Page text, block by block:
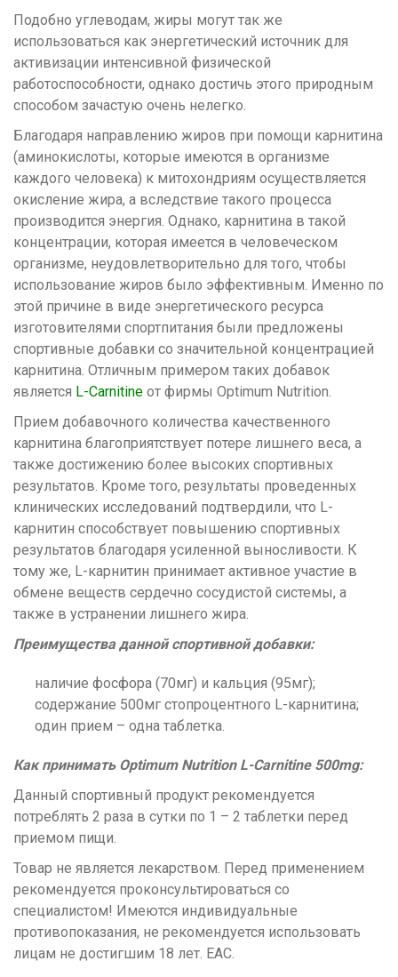
Подобно углеводам, жиры могут так же
использоваться как энергетический источник для
активизации интенсивной физической
работоспособности, однако достичь этого природным
способом зачастую очень нелегко.
Благодаря направлению жиров при помощи карнитина
(аминокислоты, которые имеются в организме
каждого человека) к митохондриям осуществляется
окисление жира, а вследствие такого процесса
производится энергия. Однако, карнитина в такой
концентрации, которая имеется в человеческом
организме, неудовлетворительно для того, чтобы
использование жиров было эффективным. Именно по
этой причине в виде энергетического ресурса
изготовителями спортпитания были предложены
спортивные добавки со значительной концентрацией
карнитина. Отличным примером таких добавок
является L-Carnitine от фирмы Optimum Nutrition.
Прием добавочного количества качественного
карнитина благоприятствует потере лишнего веса, а
также достижению более высоких спортивных
результатов. Кроме того, результаты проведенных
клинических исследований подтвердили, что L-
карнитин способствует повышению спортивных
результатов благодаря усиленной выносливости. К
тому же, L-карнитин принимает активное участие в
обмене веществ сердечно сосудистой системы, а
также в устранении лишнего жира.
Преимущества данной спортивной добавки:
наличие фосфора (70мг) и кальция (95мг);
содержание 500мг стопроцентного L-карнитина;
один прием – одна таблетка.
Как принимать Optimum Nutrition L-Carnitine 500mg:
Данный спортивный продукт рекомендуется
потреблять 2 раза в сутки по 1 – 2 таблетки перед
приемом пищи.
Товар не является лекарством. Перед применением
рекомендуется проконсультироваться со
специалистом! Имеются индивидуальные
противопоказания, не рекомендуется использовать
лицам не достигшим 18 лет. ЕАС.